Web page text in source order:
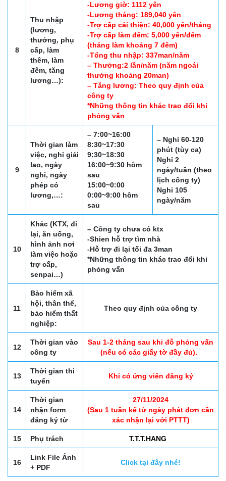
8
Thu nhập
(lương,
thưởng, phụ
cấp, làm
thêm, làm
đêm, tăng
lương…):
-Lương giờ: 1112 yên
-Lương tháng: 189,040 yên
-Trợ cấp cải thiện: 40,000 yên/tháng
-Trợ cấp làm đêm: 5,000 yên/đêm
(tháng làm khoảng 7 đêm)
-Tổng thu nhập: 337man/năm
– Thưởng:2 lần/năm (năm ngoái
thưởng khoảng 20man)
– Tăng lương: Theo quy định của
công ty
*Những thông tin khác trao đổi khi
phỏng vấn
9
Thời gian làm
việc, nghỉ giải
lao, ngày
nghỉ, ngày
phép có
lương,…:
– 7:00~16:00
8:30~17:30
9:30~18:30
16:00~9:30 hôm
sau
15:00~0:00
0:00~9:00 hôm
sau
– Nghỉ 60-120
phút (tùy ca)
Nghỉ 2
ngày/tuần (theo
lịch công ty)
Nghỉ 105
ngày/năm
10
Khác (KTX, đi
lại, ăn uống,
hình ảnh nơi
làm việc hoặc
trợ cấp,
senpai…)
– Công ty chưa có ktx
-Shien hỗ trợ tìm nhà
-Hỗ trợ đi lại tối đa 3man
*Những thông tin khác trao đổi khi
phỏng vấn
11
Bảo hiểm xã
hội, thân thể,
bảo hiểm thất
nghiệp:
Theo quy định của công ty
12
Thời gian vào
công ty
Sau 1-2 tháng sau khi đỗ phỏng vấn
(nếu có các giấy tờ đầy đủ).
13
Thời gian thi
tuyển
Khi có ứng viên đăng ký
14
Thời gian
nhận form
đăng ký từ
27/11/2024
(Sau 1 tuần kể từ ngày phát đơn cần
xác nhận lại với PTTT)
15 Phụ trách T.T.T.HANG
16
Link File Ảnh
+ PDF
Click tại đây nhé!